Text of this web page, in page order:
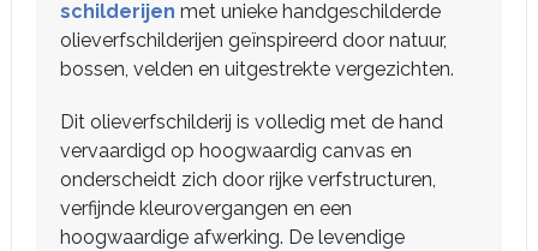
schilderijen met unieke handgeschilderde
olieverfschilderijen geïnspireerd door natuur,
bossen, velden en uitgestrekte vergezichten.
Dit olieverfschilderij is volledig met de hand
vervaardigd op hoogwaardig canvas en
onderscheidt zich door rijke verfstructuren,
verfijnde kleurovergangen en een
hoogwaardige afwerking. De levendige